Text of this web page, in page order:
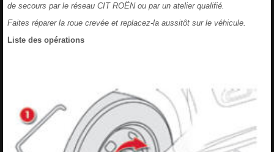
de secours par le réseau CIT ROËN ou par un atelier qualifié.
Faites réparer la roue crevée et replacez-la aussitôt sur le véhicule.
Liste des opérations